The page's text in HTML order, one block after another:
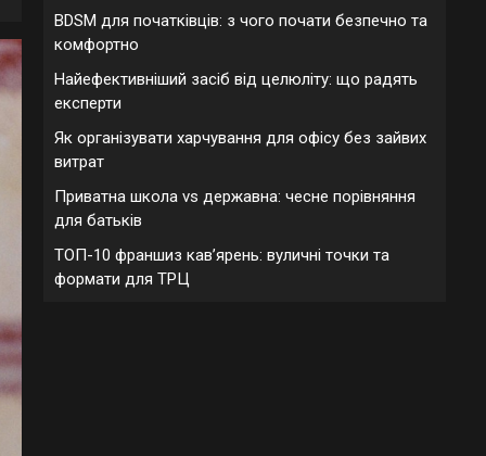
BDSM для початківців: з чого почати безпечно та
комфортно
Найефективніший засіб від целюліту: що радять
експерти
Як організувати харчування для офісу без зайвих
витрат
Приватна школа vs державна: чесне порівняння
для батьків
ТОП-10 франшиз кавʼярень: вуличні точки та
формати для ТРЦ